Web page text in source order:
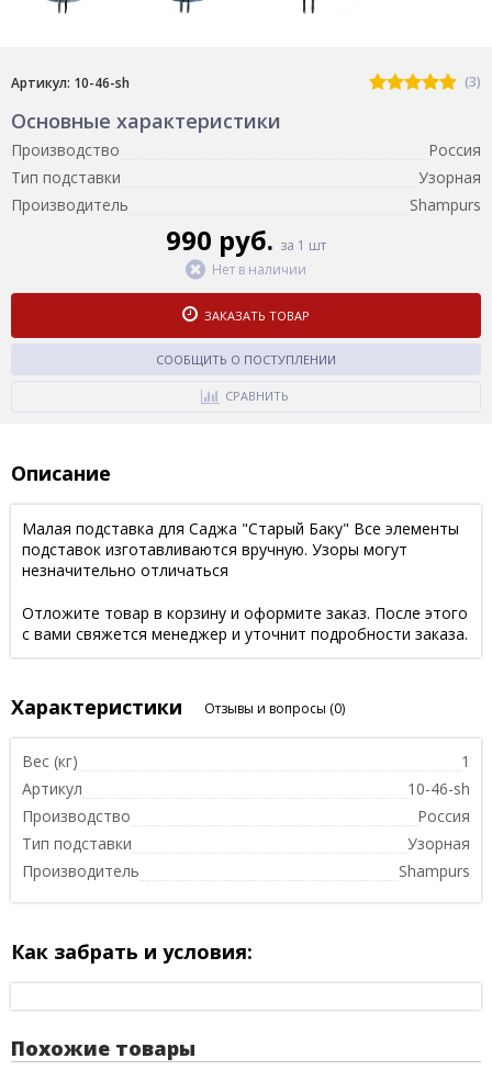
Артикул: 10-46-sh (3)
Основные характеристики
Производство
Россия
Тип подставки
Узорная
Производитель
Shampurs
990 руб. за 1 шт
Нет в наличии
ЗАКАЗАТЬ ТОВАР
СООБЩИТЬ О ПОСТУПЛЕНИИ
СРАВНИТЬ
Описание
Малая подставка для Саджа "Старый Баку" Все элементы
подставок изготавливаются вручную. Узоры могут
незначительно отличаться
Отложите товар в корзину и оформите заказ. После этого
с вами свяжется менеджер и уточнит подробности заказа.
Характеристики Отзывы и вопросы (0)
Вес (кг)
1
Артикул
10-46-sh
Производство
Россия
Тип подставки
Узорная
Производитель
Shampurs
Как забрать и условия:
Похожие товары